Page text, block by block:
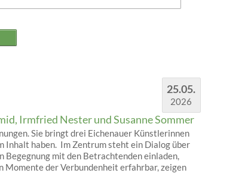
25.05.
2026
Irmfried Nester und Susanne Sommer
Sie bringt drei Eichenauer Künstlerinnen
Inhalt haben. Im Zentrum steht ein Dialog über
mit den Betrachtenden einladen,
Momente der Verbundenheit erfahrbar, zeigen